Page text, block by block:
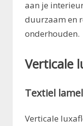
aan je
duurzaam en
onderhouden.
Verticale
Textiel
Verticale